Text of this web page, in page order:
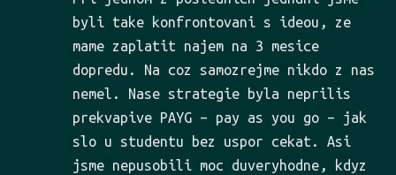
byli take konfrontovani s ideou, ze
mame zaplatit najem na 3 mesice
dopredu. Na coz samozrejme nikdo z nas
nemel. Nase strategie byla neprilis
prekvapive PAYG – pay as you go – jak
slo u studentu bez uspor cekat. Asi
jsme nepusobili moc duveryhodne, kdyz